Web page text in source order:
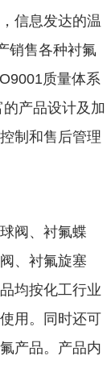
信息发达的温
销售各种衬氟
质量体系
产品设计及加
制和售后管理
阀、衬氟蝶
、衬氟旋塞
均按化工行业
用。同时还可
产品。产品内